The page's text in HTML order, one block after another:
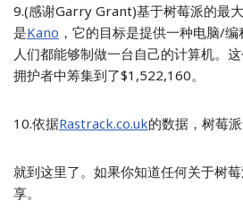
9.(感谢Garry Grant)基于树莓派的最
是Kano ，它的目标是提供一种电脑/
人们都能够制做一台自己的计算机。
拥护者中筹集到了$1,522,160。
10.依据Rastrack.co.uk的数据，树莓
就到这里了。如果你知道任何关于树
享。